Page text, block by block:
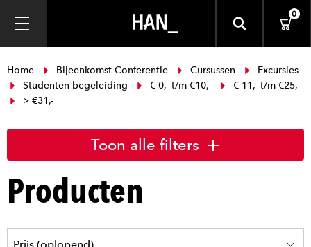
0
Home Bijeenkomst Conferentie Cursussen
Excursies
Studenten begeleiding
€ 0,- t/m €10,-
€ 11,- t/m €25,-
> €31,-
Toon alle filters
Producten